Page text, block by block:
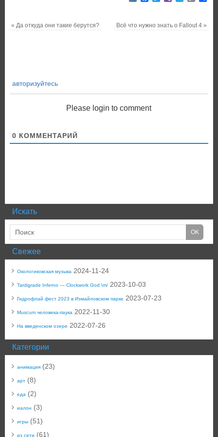
« Да откуда они такие берутся? Всё что нужно знать о Fallout 4»
авторизуйтесь
Please login to comment
0 КОММЕНТАРИЙ
Искать
Свежее
Окологиковская музыка 2024-11-24
Tardigrade Inferno — Clockwork God \m/ 2023-10-03
Гидрофлай фест 2023 в Измайловском парке 2023-07-23
Muscum человека-паука 2022-11-30
На введенском озере 2022-07-26
Категории
анимация (23)
арт (8)
еда (2)
иалон (3)
игры (51)
из сети (61)